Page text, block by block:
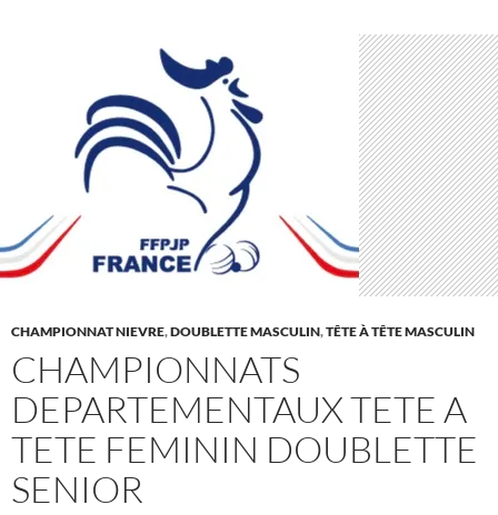
CHAMPIONNAT NIEVRE,DOUBLETTE MASCULIN,TÊTE À TÊTE MASCULIN
CHAMPIONNATS
DEPARTEMENTAUX TETE A
TETE FEMININ DOUBLETTE
SENIOR